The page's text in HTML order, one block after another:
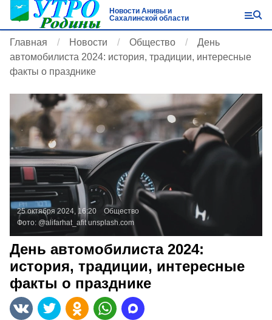
Новости Анивы и
Сахалинской области
Главная Новости Общество
День
автомобилиста 2024: история, традиции, интересные
факты о празднике
25 октября 2024, 16:20
Общество
Фото: @alifarhat_afit unsplash.com
День автомобилиста 2024:
история, традиции, интересные
факты о празднике